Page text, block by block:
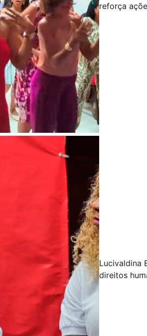
reforça
Lucivaldina
direitos